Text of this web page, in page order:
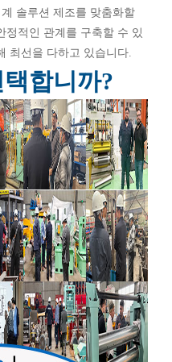
솔루션 제조를 맞춤화할
정적인 관계를 구축할 수 있
최선을 다하고 있습니다.
합니까?